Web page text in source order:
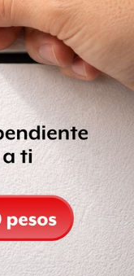
autoridades,
Carolina Monroy
mucho
estar alineado a
en la
en
impedir que la
nuevo fiscal
sería a
gobierno saliente